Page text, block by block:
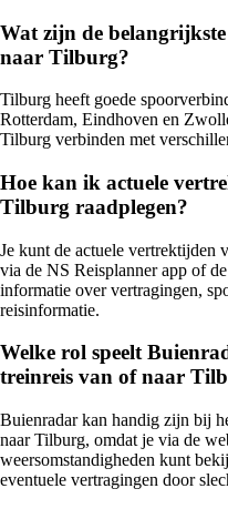
Wat zijn de
naar Tilburg?
Tilburg heeft goede
Rotterdam, Eindhoven en
Tilburg verbinden met
Hoe kan ik actuele
Tilburg raadplegen?
Je kunt de actuele vertrektijden
via de NS Reisplanner app of
informatie over vertragingen,
reisinformatie.
Welke rol speelt
treinreis van of naar
Buienradar kan handig zijn bij
naar Tilburg, omdat je via de
weersomstandigheden kunt
eventuele vertragingen door